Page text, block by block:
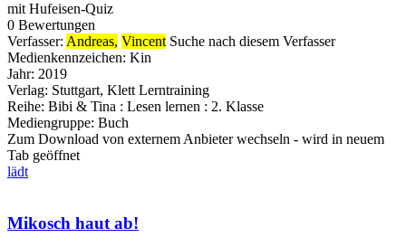
mit Hufeisen-Quiz
0 Bewertungen
Verfasser: Andreas, Vincent Suche nach diesem Verfasser
Medienkennzeichen: Kin
Jahr: 2019
Verlag: Stuttgart, Klett Lerntraining
Reihe: Bibi & Tina : Lesen lernen : 2. Klasse
Mediengruppe: Buch
Zum Download von externem Anbieter wechseln - wird in neuem
Tab geöffnet
lädt
Mikosch haut ab!